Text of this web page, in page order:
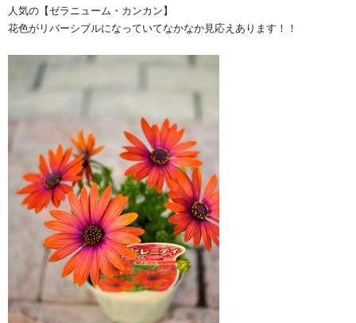
人気の【ゼラニューム・カンカン】
花色がリバーシブルになっていてなかなか見応えあります！！